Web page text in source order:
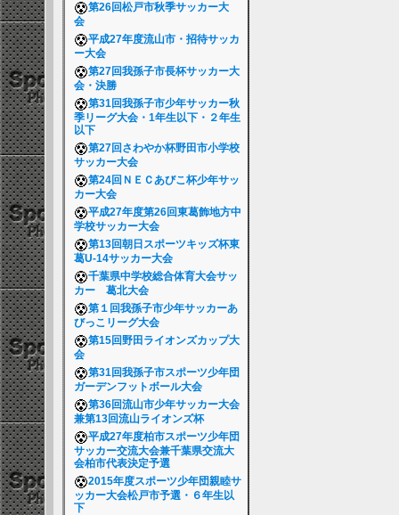
第26回松戸市秋季サッカー大
会
平成27年度流山市・招待サッカ
ー大会
第27回我孫子市長杯サッカー大
会・決勝
第31回我孫子市少年サッカー秋
季リーグ大会・1年生以下・２年生
以下
第27回さわやか杯野田市小学校
サッカー大会
第24回ＮＥＣあびこ杯少年サッ
カー大会
平成27年度第26回東葛飾地方中
学校サッカー大会
第13回朝日スポーツキッズ杯東
葛U-14サッカー大会
千葉県中学校総合体育大会サッ
カー 葛北大会
第１回我孫子市少年サッカーあ
びっこリーグ大会
第15回野田ライオンズカップ大
会
第31回我孫子市スポーツ少年団
ガーデンフットボール大会
第36回流山市少年サッカー大会
兼第13回流山ライオンズ杯
平成27年度柏市スポーツ少年団
サッカー交流大会兼千葉県交流大
会柏市代表決定予選
2015年度スポーツ少年団親睦サ
ッカー大会松戸市予選・６年生以
下